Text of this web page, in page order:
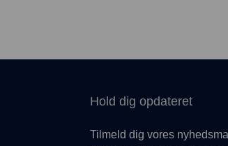
Hold dig opdateret
Tilmeld dig vores